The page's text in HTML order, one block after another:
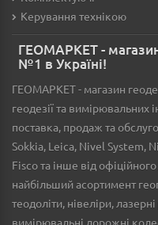
Керування технікою
ГЕОМАРКЕТ -
№1 в Україні!
ГЕОМАРКЕТ - магазин
геодезії та вимірювальних
поставка, продаж та
Sokkia, Leica, Nivel System,
Fisco та інше від
найбільший асортимент
теодоліти, нівеліри,
вимірювальні дорожні